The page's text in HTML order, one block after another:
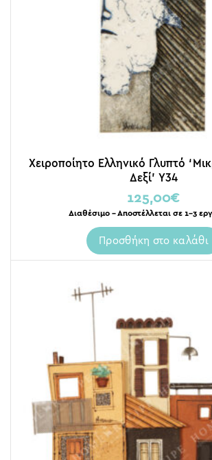
Χειροποίητο Ελληνικό Γλυπτό
Δεξί’ Y34
125,00€
Διαθέσιμο – Αποστέλλεται σε 1-3
Προσθήκη στο καλάθι